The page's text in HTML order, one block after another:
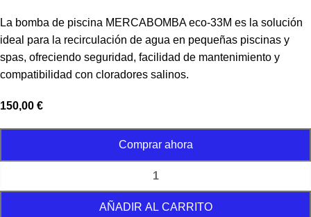
La bomba de piscina MERCABOMBA eco-33M es la solución
ideal para la recirculación de agua en pequeñas piscinas y
spas, ofreciendo seguridad, facilidad de mantenimiento y
compatibilidad con cloradores salinos.
150,00 €
AÑADIR AL CARRITO
Comprar ahora